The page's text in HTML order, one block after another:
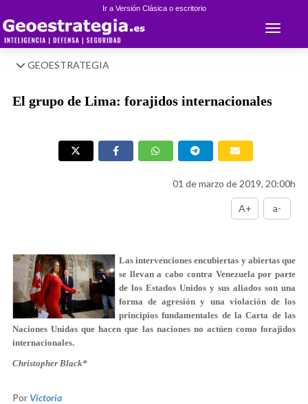
Ir a Versión Clásica o escritorio
Toggle
GEOESTRATEGIA
El grupo de Lima: forajidos internacionales
01 de marzo de 2019, 20:00h
A+ a-
Las intervenciones encubiertas y abiertas que
se llevan a cabo contra Venezuela por parte
de los Estados Unidos y sus aliados son una
forma de agresión y una violación de los
principios fundamentales de la Carta de las
Naciones Unidas que hacen que las naciones no actúen como forajidos
internacionales.
Christopher Black*
Por Victoria